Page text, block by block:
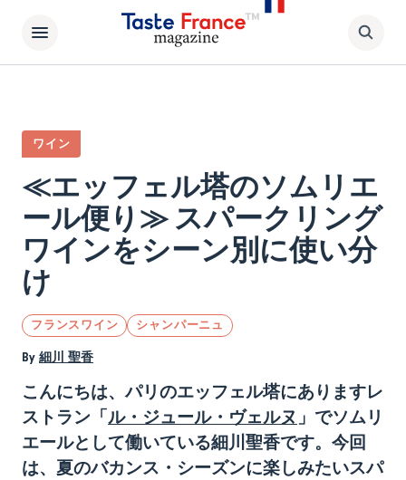
ワイン
≪エッフェル塔のソムリエ
ール便り≫ スパークリング
ワインをシーン別に使い分
け
フランスワイン シャンパーニュ
By 細川 聖香
こんにちは、パリのエッフェル塔にありますレ
ストラン「ル・ジュール・ヴェルヌ」 でソムリ
エールとして働いている細川聖香です。 今回
は、夏のバカンス・シーズンに楽しみたいスパ